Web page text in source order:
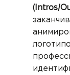
(Intros/